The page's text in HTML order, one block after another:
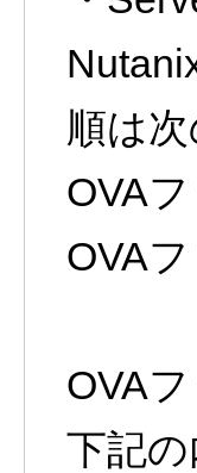
順は次
OVA
OVA
OVA
下記